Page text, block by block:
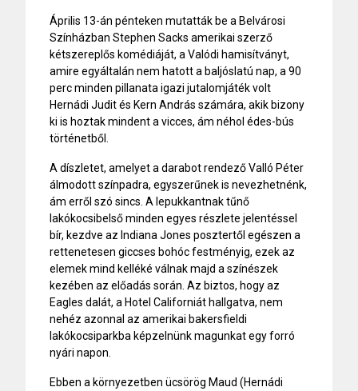
Április 13-án pénteken mutatták be a Belvárosi
Színházban Stephen Sacks amerikai szerző
kétszereplős komédiáját, a Valódi hamisítványt,
amire egyáltalán nem hatott a baljóslatú nap, a 90
perc minden pillanata igazi jutalomjáték volt
Hernádi Judit és Kern András számára, akik bizony
ki is hoztak mindent a vicces, ám néhol édes-bús
történetből.
A díszletet, amelyet a darabot rendező Valló Péter
álmodott színpadra, egyszerűnek is nevezhetnénk,
ám erről szó sincs. A lepukkantnak tűnő
lakókocsibelső minden egyes részlete jelentéssel
bír, kezdve az Indiana Jones posztertől egészen a
rettenetesen giccses bohóc festményig, ezek az
elemek mind kelléké válnak majd a színészek
kezében az előadás során. Az biztos, hogy az
Eagles dalát, a Hotel Californiát hallgatva, nem
nehéz azonnal az amerikai bakersfieldi
lakókocsiparkba képzelnünk magunkat egy forró
nyári napon.
Ebben a környezetben ücsörög Maud (Hernádi